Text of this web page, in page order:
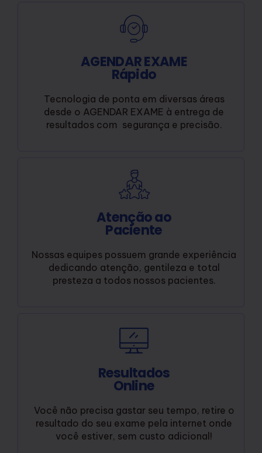
AGENDAR EXAME
Rápido
Tecnologia de ponta em diversas áreas
desde o AGENDAR EXAME à entrega de
resultados com segurança e precisão.
Atenção ao
Paciente
Nossas equipes possuem grande experiência
dedicando atenção, gentileza e total
presteza a todos nossos pacientes.
Resultados
Online
Você não precisa gastar seu tempo, retire o
resultado do seu exame pela internet onde
você estiver, sem custo adicional!